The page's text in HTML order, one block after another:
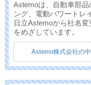
Astemoは、自動車部
ング、電動パワートレ
日立Astemoから社名
をめざしています。
Astemo株式会社の